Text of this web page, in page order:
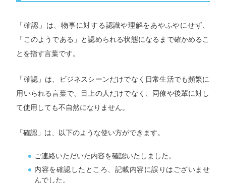
「確認」は、物事に対する認識や理解をあやふやにせず、
「このようである」と認められる状態になるまで確かめるこ
とを指す言葉です。
「確認」は、ビジネスシーンだけでなく日常生活でも頻繁に
用いられる言葉で、目上の人だけでなく、同僚や後輩に対し
て使用しても不自然になりません。
「確認」は、以下のような使い方ができます。
ご連絡いただいた内容を確認いたしました。
内容を確認したところ、記載内容に誤りはございませ
んでした。